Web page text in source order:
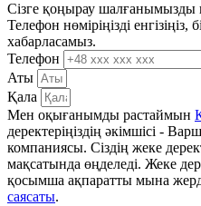
Сізге қоңырау шалғанымызды
Телефон нөміріңізді енгізіңіз,
хабарласамыз.
Телефон
Аты
Қала
Мен оқығанымды растаймын
деректеріңіздің әкімшісі -
компаниясы. Сіздің жеке
мақсатында өңделеді. Жеке
қосымша ақпаратты мына
саясаты.